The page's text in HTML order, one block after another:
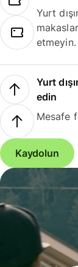
Yurt
etmeyin.
Yurt
edin
Mesafe
Kaydolun